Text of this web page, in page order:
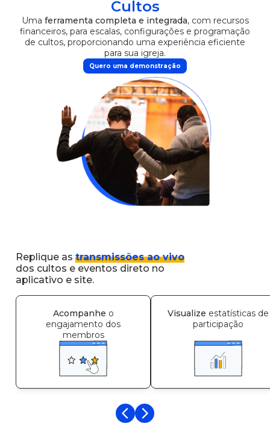
Cultos
Uma ferramenta completa e integrada, com recursos
financeiros, para escalas, configurações e programação
de cultos, proporcionando uma experiência eficiente
para sua igreja.
Quero uma demonstração
Replique as transmissões ao vivo
dos cultos e eventos direto no
aplicativo e site.
Acompanhe o
engajamento dos
membros
Visualize estatísticas de
participação
VoltarAvançar